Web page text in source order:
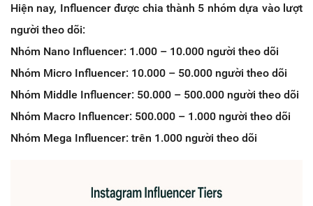
Hiện nay, Influencer được chia thành 5 nhóm dựa vào lượt
người theo dõi:
Nhóm Nano Influencer: 1.000 – 10.000 người theo dõi
Nhóm Micro Influencer: 10.000 – 50.000 người theo dõi
Nhóm Middle Influencer: 50.000 – 500.000 người theo dõi
Nhóm Macro Influencer: 500.000 – 1.000 người theo dõi
Nhóm Mega Influencer: trên 1.000 người theo dõi